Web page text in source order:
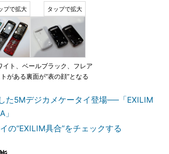
ト、ベールブラック、フレア
がある裏面が“表の顔”となる
た5Mデジカメケータイ登場──「EXILIM
の“EXILIM具合”をチェックする